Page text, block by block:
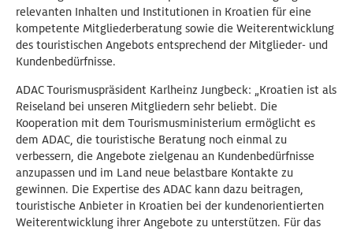
relevanten Inhalten und Institutionen in Kroatien für eine
kompetente Mitgliederberatung sowie die Weiterentwicklung
des touristischen Angebots entsprechend der Mitglieder- und
Kundenbedürfnisse.
ADAC Tourismuspräsident Karlheinz Jungbeck: „Kroatien ist als
Reiseland bei unseren Mitgliedern sehr beliebt. Die
Kooperation mit dem Tourismusministerium ermöglicht es
dem ADAC, die touristische Beratung noch einmal zu
verbessern, die Angebote zielgenau an Kundenbedürfnisse
anzupassen und im Land neue belastbare Kontakte zu
gewinnen. Die Expertise des ADAC kann dazu beitragen,
touristische Anbieter in Kroatien bei der kundenorientierten
Weiterentwicklung ihrer Angebote zu unterstützen. Für das